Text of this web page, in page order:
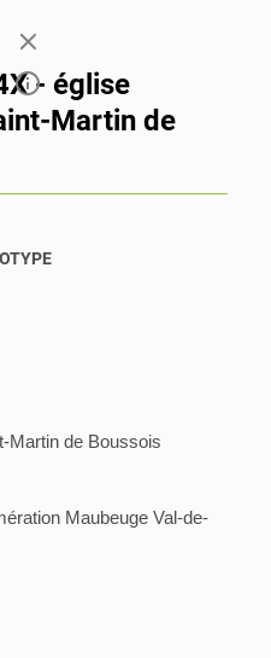
- église
Martin de
Martin de Boussois
Maubeuge Val-de-